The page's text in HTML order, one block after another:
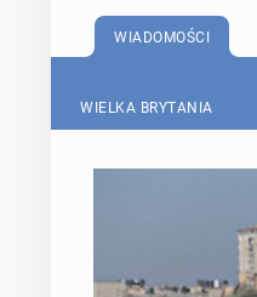
WIADOMOŚCI
WIELKA BRYTANIA